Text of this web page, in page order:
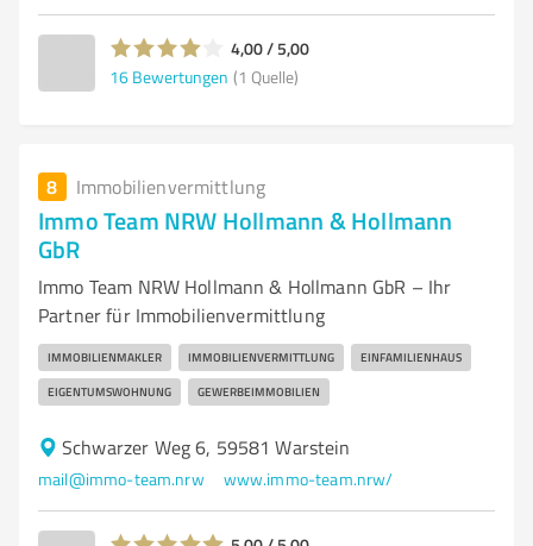
4,00 / 5,00
16 Bewertungen (1 Quelle)
8 Immobilienvermittlung
Immo Team NRW Hollmann & Hollmann
GbR
Immo Team NRW Hollmann & Hollmann GbR – Ihr
Partner für Immobilienvermittlung
IMMOBILIENMAKLER IMMOBILIENVERMITTLUNG EINFAMILIENHAUS
EIGENTUMSWOHNUNG GEWERBEIMMOBILIEN
Schwarzer Weg 6, 59581 Warstein
mail@immo-team.nrw www.immo-team.nrw/